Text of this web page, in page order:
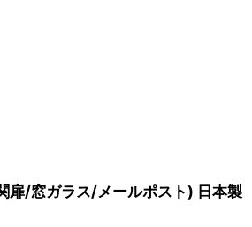
扉/窓ガラス/メールポスト) 日本製